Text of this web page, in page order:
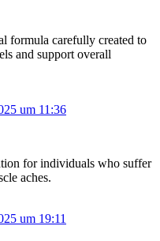
formula carefully created to
and support overall
um 11:36
for individuals who suffer
aches.
um 19:11